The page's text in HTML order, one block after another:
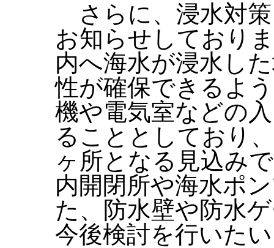
さらに、浸水対
お知らせしており
内へ海水が浸水し
性が確保できるよ
機や電気室などの
ることとしており
ヶ所となる見込み
内開閉所や海水ポ
た、防水壁や防水
今後検討を行いた